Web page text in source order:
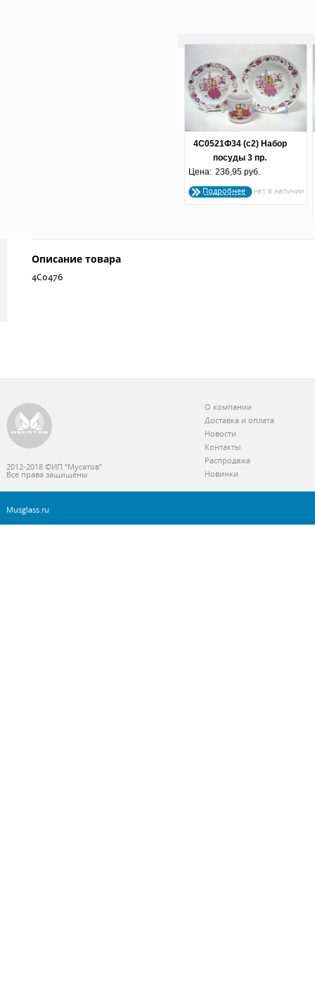
4С0521Ф34 (с2) Набор
посуды 3 пр.
"Принцесска"
Цена: 236,95 руб.
Подробнее
Описание товара
4С0476
2012-2018 ©ИП “Мусатов”
Все права защищены
О компании
Доставка и оплата
Новости
Контакты
Распродажа
Новинки
Musglass.ru